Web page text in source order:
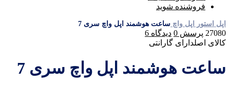
فروشنده شوید
اپل استور اپل واچ ساعت هوشمند اپل واچ سری 7
27080 پرسش 0 دیدگاه 6
کالای اصلدارای گارانتی
ساعت هوشمند اپل واچ سری 7